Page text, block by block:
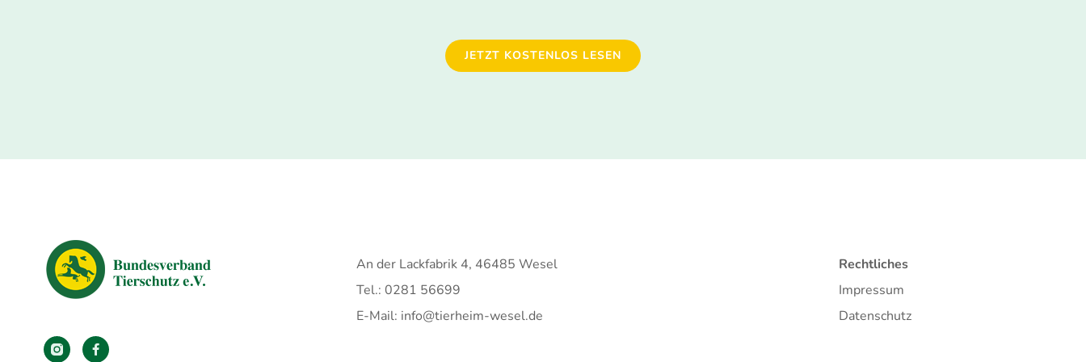
JETZT KOSTENLOS LESEN
An der Lackfabrik 4, 46485 Wesel
Tel.: 0281 56699
E-Mail: info@tierheim-wesel.de
Rechtliches
Impressum
Datenschutz